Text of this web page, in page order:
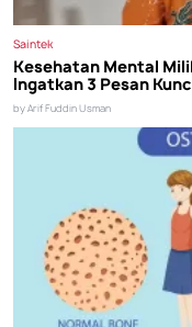
Saintek
Kesehatan Mental
Ingatkan 3 Pesan
by Arif Fuddin Usman